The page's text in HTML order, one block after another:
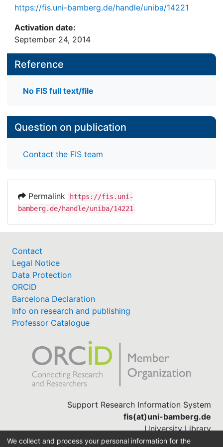
https://fis.uni-bamberg.de/handle/uniba/14221
Activation date:
September 24, 2014
Reference
No FIS full text/file
Question on publication
Contact the FIS team
Permalink
https://fis.uni-
bamberg.de/handle/uniba/14221
Contact
Legal Notice
Data Protection
ORCID
Barcelona Declaration
Info on research and publishing
Professor Catalogue
Support Research Information System
fis(at)uni-bamberg.de
University Library
(0951) 863-1568
We collect and process your personal information for the